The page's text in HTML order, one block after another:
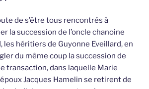
de s’être tous rencontrés à
la succession de l’oncle chanoine
les héritiers de Guyonne Eveillard, en
du même coup la succession de
transaction, dans laquelle Marie
Jacques Hamelin se retirent de